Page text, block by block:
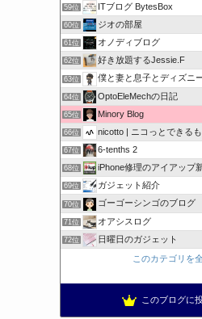
59位 ITブログ BytesBox
60位 ジオの部屋
61位 オノディブログ
62位 好き放題するJessie.F
63位 僕と妻と息子とディズニ
64位 OptoEleMechの日記
65位 Minory Blog
66位 nicotto | ニコっとできる
67位 6-tenths 2
68位 iPhone修理のアイアップ
69位 ガジェット紹介
70位 ゴーゴーシンゴのブログ
71位 オアシスログ
72位 日曜日のガジェット
このカテゴリを
このブログに